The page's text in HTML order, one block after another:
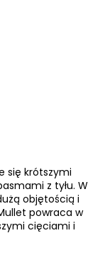
się krótszymi
z tyłu. W
objętością i
powraca w
cięciami i